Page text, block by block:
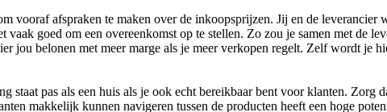
vooraf afspraken te maken over de inkoopsprijzen. Jij en de
vaak goed om een overeenkomst op te stellen. Zo zou je samen met de
jou belonen met meer marge als je meer verkopen regelt. Zelf wordt je
staat pas als een huis als je ook echt bereikbaar bent voor klanten.
makkelijk kunnen navigeren tussen de producten heeft een hoge